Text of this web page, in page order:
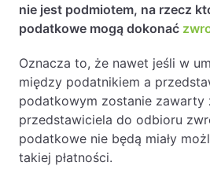
nie jest podmiotem, na rzecz
podatkowe mogą dokonać
Oznacza to, że nawet jeśli w
między podatnikiem a
podatkowym zostanie zawarty
przedstawiciela do odbioru
podatkowe nie będą miały
takiej płatności.